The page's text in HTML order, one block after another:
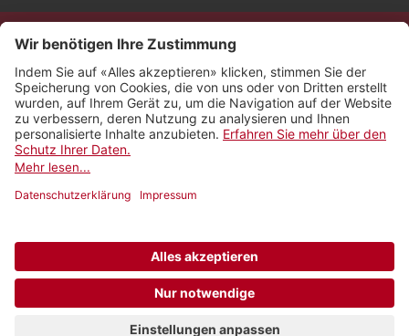
Kontakt
Impressum
Rechtliches
Netiquette
Newsletter abonnieren